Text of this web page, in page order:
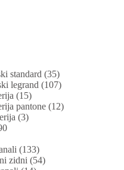
standard (35)
legrand (107)
(15)
pantone (12)
(3)
(133)
zidni (54)